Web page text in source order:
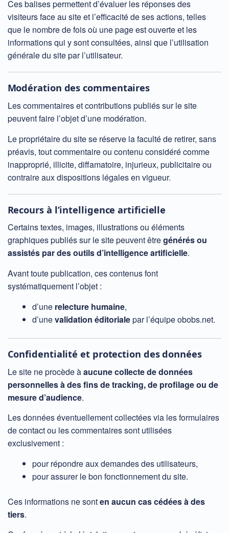
Ces balises permettent d’évaluer les réponses des
visiteurs face au site et l’efficacité de ses actions, telles
que le nombre de fois où une page est ouverte et les
informations qui y sont consultées, ainsi que l’utilisation
générale du site par l’utilisateur.
Modération des commentaires
Les commentaires et contributions publiés sur le site
peuvent faire l’objet d’une modération.
Le propriétaire du site se réserve la faculté de retirer, sans
préavis, tout commentaire ou contenu considéré comme
inapproprié, illicite, diffamatoire, injurieux, publicitaire ou
contraire aux dispositions légales en vigueur.
Recours à l’intelligence artificielle
Certains textes, images, illustrations ou éléments
graphiques publiés sur le site peuvent êtregénérés ou
assistés par des outils d’intelligence artificielle.
Avant toute publication, ces contenus font
systématiquement l’objet :
d’une relecture humaine,
d’unevalidation éditorialepar l’équipe obobs.net.
Confidentialité et protection des données
Le site ne procède àaucune collecte de données
personnelles à des fins de tracking, de profilage ou de
mesure d’audience.
Les données éventuellement collectées via les formulaires
de contact ou les commentaires sont utilisées
exclusivement :
pour répondre aux demandes des utilisateurs,
pour assurer le bon fonctionnement du site.
Ces informations ne sonten aucun cas cédées à des
tiers.